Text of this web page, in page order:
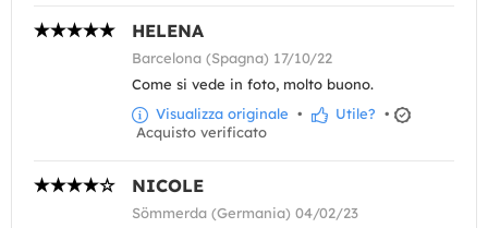
HELENA
Barcelona (Spagna) 17/10/22
Come si vede in foto, molto buono.
Visualizza originale • Utile? •
Acquisto verificato
NICOLE
Sömmerda (Germania) 04/02/23